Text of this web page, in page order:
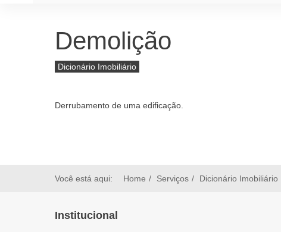
Demolição
Dicionário Imobiliário
Derrubamento de uma edificação.
Você está aqui: Home Serviços Dicionário Imobiliário
Institucional